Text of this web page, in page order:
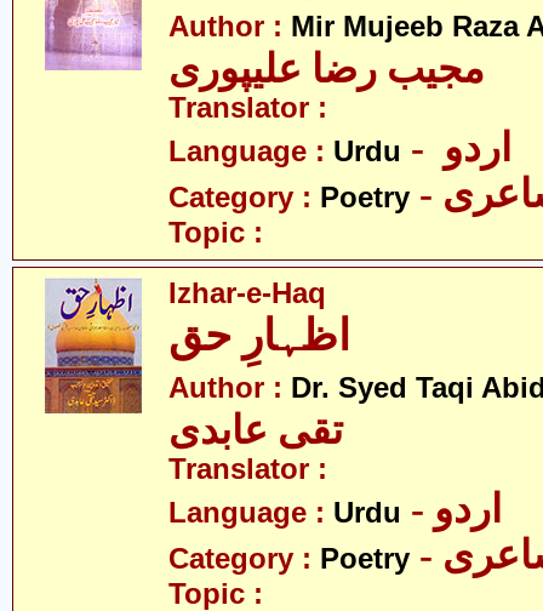
Author : Mir Mujeeb Raza
مجیب رضا علیپوری
Translator :
Language : Urdu
Category : Poetry
Topic :
Izhar-e-Haq
اظہارِ حق
Author : Dr. Syed Taqi
تقی عابدی
Translator :
Language : Urdu - اردو
Category : Poetry
Topic :